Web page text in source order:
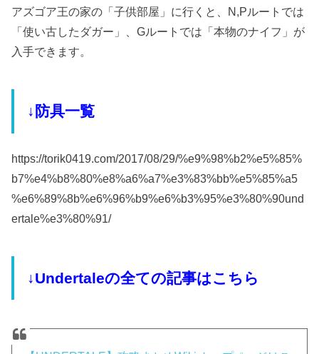
アズゴア王の家の「子供部屋」に行くと、N,Pルートでは
「使い古したダガー」、Gルートでは「本物のナイフ」が
入手できます。
↓防具一覧
https://torik0419.com/2017/08/29/%e9%98%b2%e5%85%
b7%e4%b8%80%e8%a6%a7%e3%83%bb%e5%85%a5
%e6%89%8b%e6%96%b9%e6%b3%95%e3%80%90und
ertale%e3%80%91/
↓Undertaleの全ての記事はこちら